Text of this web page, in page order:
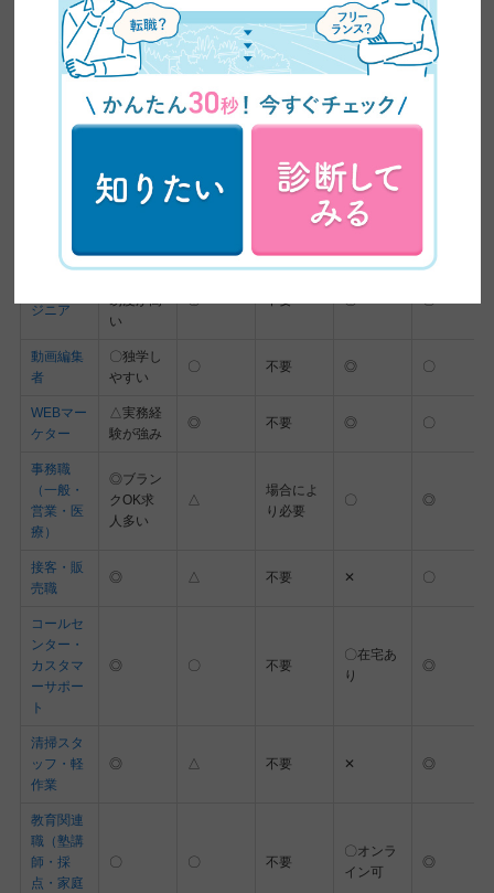
スクロールできます
始めやす
稼ぎやす
さ
資格の有
在宅
家庭との
WEBデザ
〇スクー
◎文章が
◎
ジニア
易度が高
い
◎ 不要 ◎ 〇
動画編集
者
〇独学し
やすい
〇 不要 ◎ 〇
WEBマー
ケター
△実務経
験が強み
◎ 不要 ◎ 〇
事務職
（一般・
営業・医
療）
◎ブラン
クOK求
人多い
△
場合によ
り必要
〇 ◎
接客・販
売職
◎ △ 不要 ✕ 〇
コールセ
ンター・
カスタマ
ーサポー
ト
◎ 〇 不要
〇在宅あ
り
◎
清掃スタ
ッフ・軽
作業
◎ △ 不要 ✕ ◎
教育関連
職（塾講
師・採
点・家庭
〇 〇 不要
〇オンラ
イン可
◎